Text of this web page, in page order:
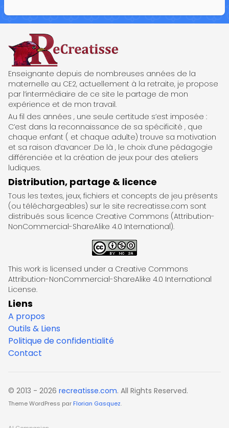
ReCreatisse
Enseignante depuis de nombreuses années de la
maternelle au CE2, actuellement à la retraite, je propose
par l’intermédiaire de ce site le partage de mon
expérience et de mon travail.
Au fil des années , une seule certitude s’est imposée :
C’est dans la reconnaissance de sa spécificité , que
chaque enfant ( et chaque adulte) trouve sa motivation
et sa raison d’avancer .De là , le choix d’une pédagogie
différenciée et la création de jeux pour des ateliers
ludiques.
Distribution, partage & licence
Tous les textes, jeux, fichiers et concepts de jeu présents
(ou téléchargeables) sur le site recreatisse.com sont
distribués sous licence Creative Commons (Attribution-
NonCommercial-ShareAlike 4.0 International).
This work is licensed under a Creative Commons
Attribution-NonCommercial-ShareAlike 4.0 International
License.
Liens
A propos
Outils & Liens
Politique de confidentialité
Contact
© 2013 - 2026 recreatisse.com. All Rights Reserved.
Theme WordPress par Florian Gasquez.